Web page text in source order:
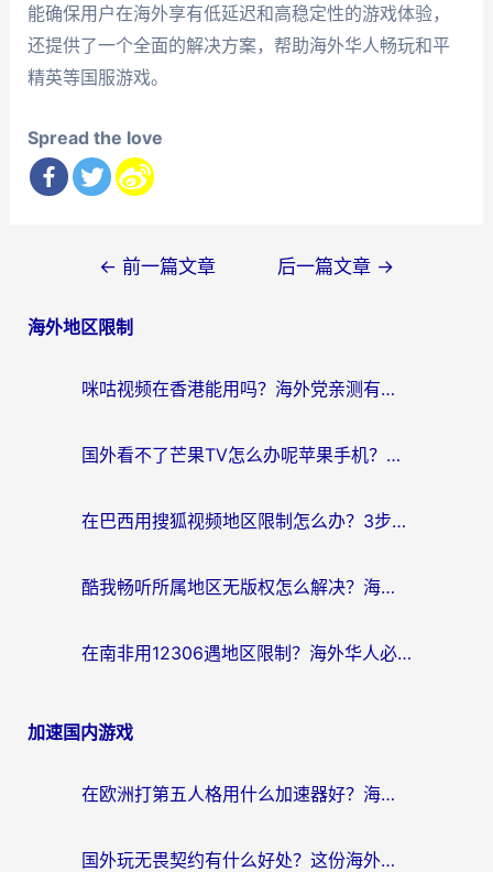
能确保用户在海外享有低延迟和高稳定性的游戏体验，
还提供了一个全面的解决方案，帮助海外华人畅玩和平
精英等国服游戏。
Spread the love
导
← 前一篇文章 后一篇文章 →
海外地区限制
咪咕视频在香港能用吗？海外党亲测有效的回国加速方案来了
国外看不了芒果TV怎么办呢苹果手机？海外党追剧游戏的全能解决方案
在巴西用搜狐视频地区限制怎么办？3步解决海外看国内剧的烦恼
酷我畅听所属地区无版权怎么解决？海外党必看的回国加速全攻略
在南非用12306遇地区限制？海外华人必看的回国加速全攻略（附B站芒果TV解锁技巧）
加速国内游戏
在欧洲打第五人格用什么加速器好？海外党亲测有效的国服游戏加速方案
国外玩无畏契约有什么好处？这份海外国服游戏加速指南帮你解决90%的卡顿问题